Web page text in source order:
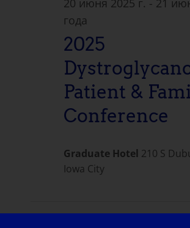
20 июня 2025 г. - 21
года
2025
Patient &
Conference
Graduate Hotel 210 S
Iowa City